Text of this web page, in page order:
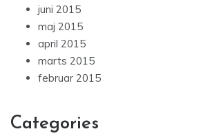
juni 2015
maj 2015
april 2015
marts 2015
februar 2015
Categories